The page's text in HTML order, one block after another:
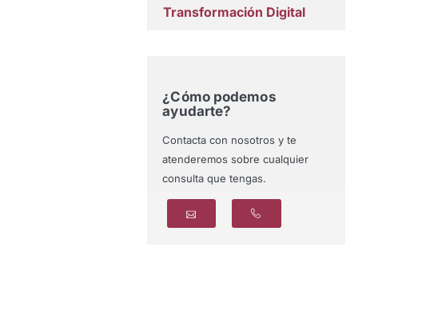
Transformación Digital
¿Cómo podemos
ayudarte?
Contacta con nosotros y te
atenderemos sobre cualquier
consulta que tengas.